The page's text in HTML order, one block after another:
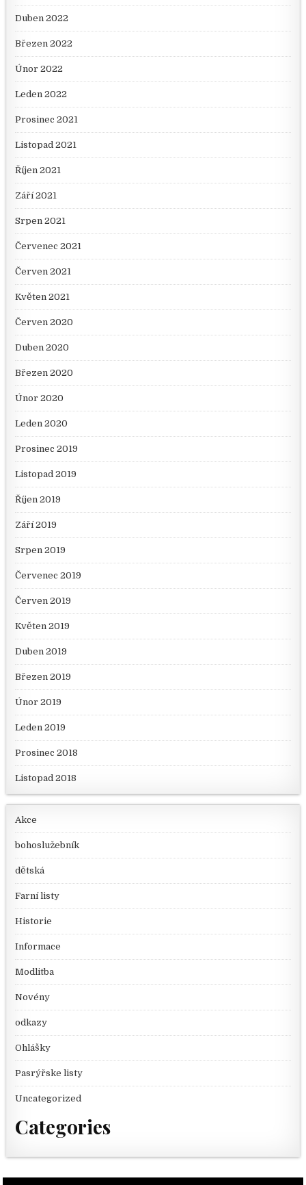
Duben 2022
Březen 2022
Únor 2022
Leden 2022
Prosinec 2021
Listopad 2021
Říjen 2021
Září 2021
Srpen 2021
Červenec 2021
Červen 2021
Květen 2021
Červen 2020
Duben 2020
Březen 2020
Únor 2020
Leden 2020
Prosinec 2019
Listopad 2019
Říjen 2019
Září 2019
Srpen 2019
Červenec 2019
Červen 2019
Květen 2019
Duben 2019
Březen 2019
Únor 2019
Leden 2019
Prosinec 2018
Listopad 2018
Akce
bohoslužebník
dětská
Farní listy
Historie
Informace
Modlitba
Novény
odkazy
Ohlášky
Pasrýřske listy
Uncategorized
Categories